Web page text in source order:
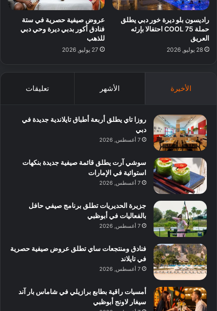
راديسون بلو ديرة خور دبي يطلق
حملة 75 COOL احتفالا بإرثه
العريق
28 يوليو, 2026
عروض صيفية حصرية في ستة
فنادق أكور بدبي ديرة وحي دبي
للذهب
27 يوليو, 2026
الأخيرة الأشهر تعليقات
روزا تاي يطلق أربعة أطباق تايلاندية جديدة في
دبي
7 أغسطس, 2026
سوشي آرت يطلق قائمة صيفية جديدة بنكهات
استوائية في الإمارات
7 أغسطس, 2026
جزيرة الحديريات تطلق برنامج صيفي حافل
بالفعاليات في أبوظبي
7 أغسطس, 2026
فنادق ومنتجعات ساي تطلق عروض صيفية حصرية
في تايلاند
7 أغسطس, 2026
أمسيات راقية بطابع برازيلي في شاماس بار آند
سيغار لاونج أبوظبي